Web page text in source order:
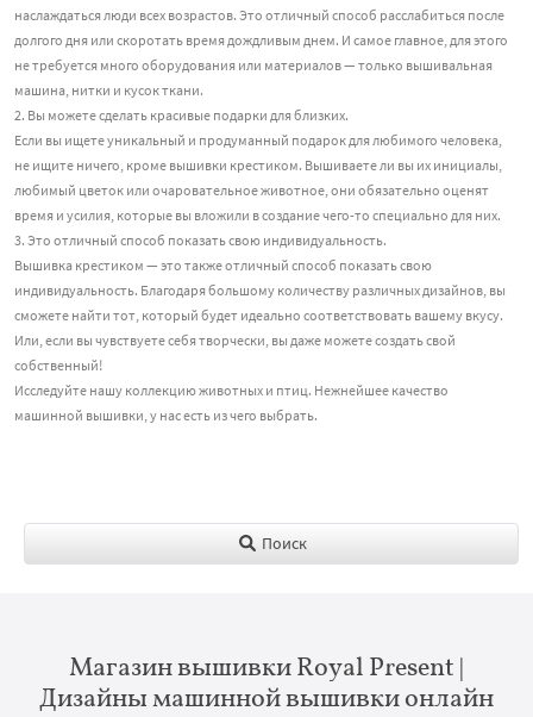
наслаждаться люди всех возрастов. Это отличный способ расслабиться после
долгого дня или скоротать время дождливым днем. И самое главное, для этого
не требуется много оборудования или материалов — только вышивальная
машина, нитки и кусок ткани.
2. Вы можете сделать красивые подарки для близких.
Если вы ищете уникальный и продуманный подарок для любимого человека,
не ищите ничего, кроме вышивки крестиком. Вышиваете ли вы их инициалы,
любимый цветок или очаровательное животное, они обязательно оценят
время и усилия, которые вы вложили в создание чего-то специально для них.
3. Это отличный способ показать свою индивидуальность.
Вышивка крестиком — это также отличный способ показать свою
индивидуальность. Благодаря большому количеству различных дизайнов, вы
сможете найти тот, который будет идеально соответствовать вашему вкусу.
Или, если вы чувствуете себя творчески, вы даже можете создать свой
собственный!
Исследуйте нашу коллекцию животных и птиц. Нежнейшее качество
машинной вышивки, у нас есть из чего выбрать.
Поиск
Магазин вышивки Royal Present |
Дизайны машинной вышивки онлайн